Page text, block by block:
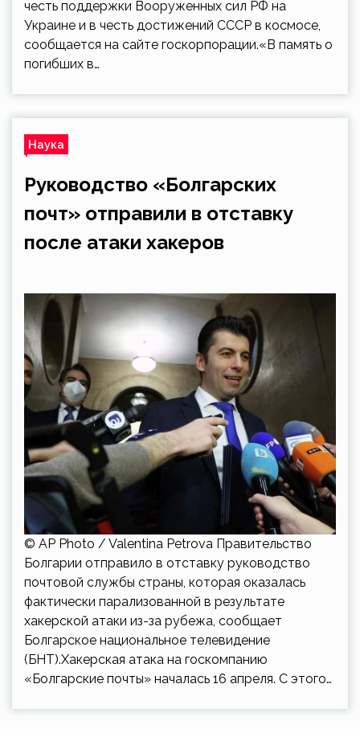
честь поддержки Вооруженных сил РФ на
Украине и в честь достижений СССР в космосе,
сообщается на сайте госкорпорации.«В память о
погибших в…
Наука
Руководство «Болгарских
почт» отправили в отставку
после атаки хакеров
© AP Photo / Valentina Petrova Правительство
Болгарии отправило в отставку руководство
почтовой службы страны, которая оказалась
фактически парализованной в результате
хакерской атаки из-за рубежа, сообщает
Болгарское национальное телевидение
(БНТ).Хакерская атака на госкомпанию
«Болгарские почты» началась 16 апреля. С этого…